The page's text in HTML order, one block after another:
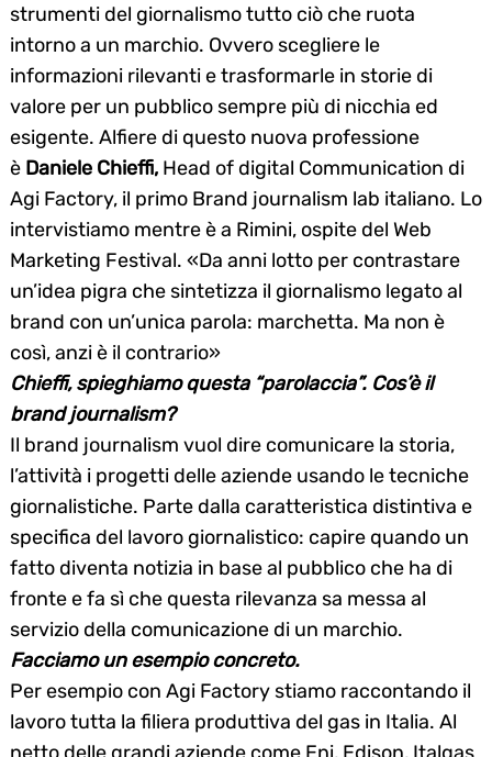
strumenti del giornalismo tutto ciò che ruota
intorno a un marchio. Ovvero scegliere le
informazioni rilevanti e trasformarle in storie di
valore per un pubblico sempre più di nicchia ed
esigente. Alfiere di questo nuova professione
è Daniele Chieffi, Head of digital Communication di
Agi Factory, il primo Brand journalism lab italiano. Lo
intervistiamo mentre è a Rimini, ospite del Web
Marketing Festival. «Da anni lotto per contrastare
un’idea pigra che sintetizza il giornalismo legato al
brand con un’unica parola: marchetta. Ma non è
così, anzi è il contrario»
Chieffi, spieghiamo questa “parolaccia”. Cos’è il
brand journalism?
Il brand journalism vuol dire comunicare la storia,
l’attività i progetti delle aziende usando le tecniche
giornalistiche. Parte dalla caratteristica distintiva e
specifica del lavoro giornalistico: capire quando un
fatto diventa notizia in base al pubblico che ha di
fronte e fa sì che questa rilevanza sa messa al
servizio della comunicazione di un marchio.
Facciamo un esempio concreto.
Per esempio con Agi Factory stiamo raccontando il
lavoro tutta la filiera produttiva del gas in Italia. Al
netto delle grandi aziende come Eni, Edison, Italgas